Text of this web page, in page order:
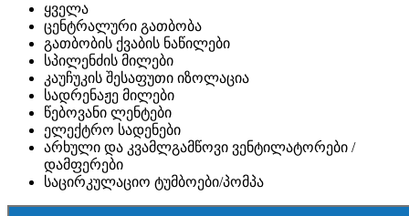
ყველა
ცენტრალური გათბობა
გათბობის ქვაბის ნაწილები
სპილენძის მილები
კაუჩუკის შესაფუთი იზოლაცია
სადრენაჟე მილები
წებოვანი ლენტები
ელექტრო სადენები
არხული და კვამლგამწოვი ვენტილატორები /
დამფერები
საცირკულაციო ტუმბოები/პომპა